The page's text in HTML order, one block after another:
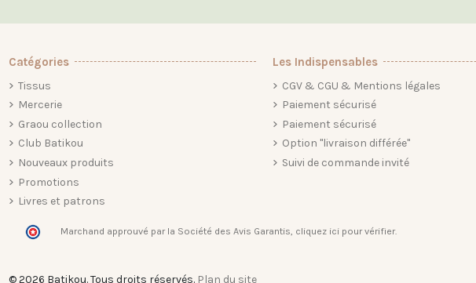
Catégories
Tissus
Mercerie
Graou collection
Club Batikou
Nouveaux produits
Promotions
Livres et patrons
Les Indispensables
CGV & CGU & Mentions légales
Paiement sécurisé
Paiement sécurisé
Option "livraison différée"
Suivi de commande invité
Marchand approuvé par la Société des Avis Garantis, cliquez ici pour vérifier.
© 2026 Batikou. Tous droits réservés. Plan du site